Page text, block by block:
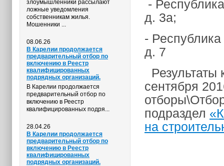
злоумышленники рассылают
ложные уведомления
собственникам жилья.
Мошенники ...
08.06.26
В Карелии продолжается
предварительный отбор по
включению в Реестр
квалифицированных
подрядных организаций.
В Карелии продолжается
предварительный отбор по
включению в Реестр
квалифицированных подря...
28.04.26
В Карелии продолжается
предварительный отбор по
включению в Реестр
квалифицированных
подрядных организаций.
-
д. 3а;
-
д. 7
Результаты
сентября
подраздел
на